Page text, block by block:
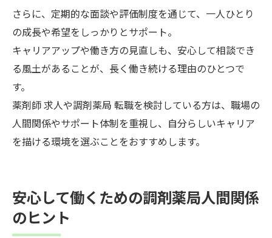
さらに、定期的な面談や評価制度を通じて、一人ひとり
の成長や希望をしっかりとサポート。
キャリアアップや働き方の見直しも、安心して相談でき
る風土があることが、長く働き続ける理由のひとつで
す。
薬剤師 求人や調剤薬局 転職を検討している方は、職場の
人間関係やサポート体制を重視し、自分らしいキャリア
を描ける環境を選ぶことをおすすめします。
安心して働くための調剤薬局人間関係
のヒント